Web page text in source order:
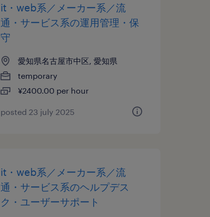
it・web系／メーカー系／流
通・サービス系の運用管理・保
守
愛知県名古屋市中区, 愛知県
temporary
¥2400.00 per hour
posted 23 july 2025
it・web系／メーカー系／流
通・サービス系のヘルプデス
ク・ユーザーサポート